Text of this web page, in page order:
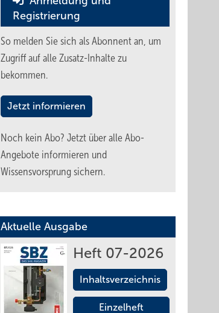
Registrierung
So melden Sie sich als Abonnent an, um
Zugriff auf alle Zusatz-Inhalte zu
bekommen.
Jetzt informieren
Noch kein Abo? Jetzt über alle Abo-
Angebote informieren und
Wissensvorsprung sichern.
Aktuelle Ausgabe
Heft 07-2026
Inhaltsverzeichnis
Einzelheft